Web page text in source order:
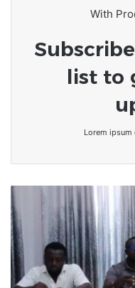
With
list to
Lorem ipsum
togolaise
:
Le
mouvement
togolais
pour